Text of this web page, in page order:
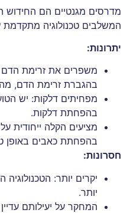
מדרסים מגנטיים הם החידוש
המשלבים טכנולוגיה מתקדמת
יתרונות:
משפרים את זרימת הדם
בהגברת זרימת הדם, מה
מפחיתים דלקות: יש
בהפחתת דלקות.
מציעים הקלה ייחודית
בהפחתת כאבים באופן
חסרונות:
יקרים יותר:
יותר.
המחקר על יעילותם